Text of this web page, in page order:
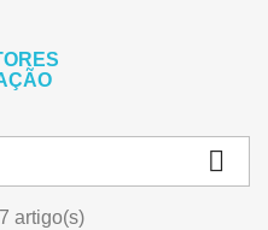

artigo(s)